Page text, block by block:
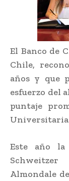
El Banco de
Chile,
años y que
esfuerzo del
puntaje
Este año la
Almondale